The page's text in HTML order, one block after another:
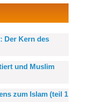
Der Kern des
und Muslim
zum Islam (teil 1